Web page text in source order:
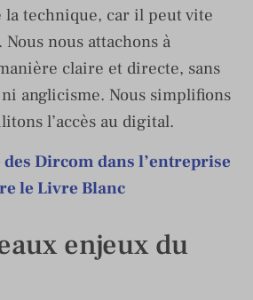
la technique, car il peut vite
nous attachons à
claire et directe, sans
anglicisme. Nous simplifions
l’accès au digital.
des Dircom dans l’entreprise
le Livre Blanc
enjeux du